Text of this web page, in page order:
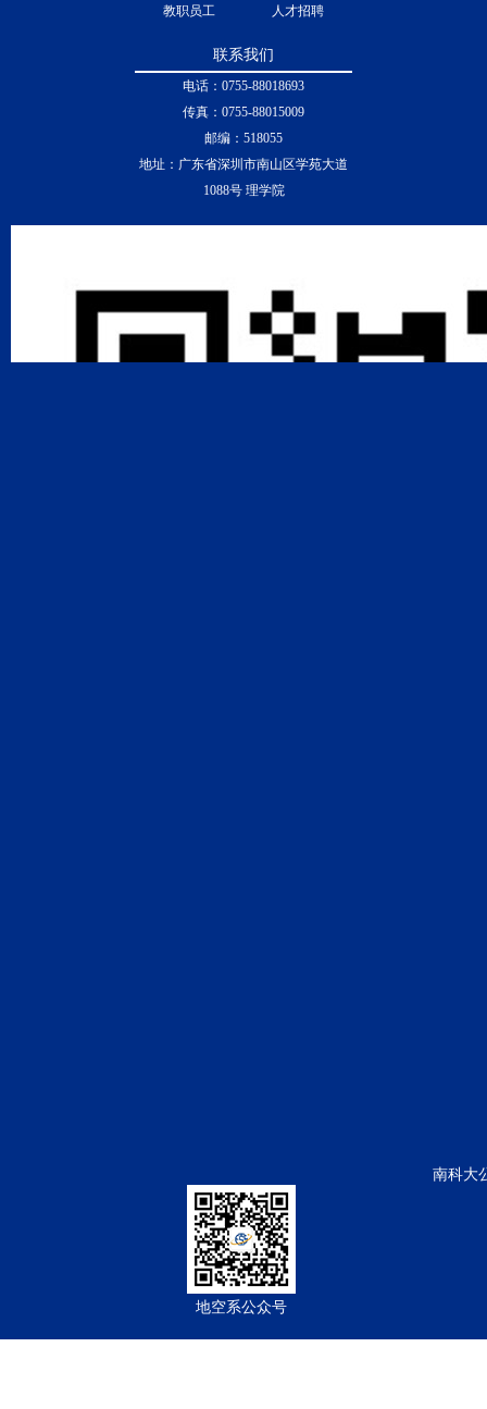
教职员工
人才招聘
联系我们
电话：0755-88018693
传真：0755-88015009
邮编：518055
地址：广东省深圳市南山区学苑大道
1088号 理学院
南科大
地空系公众号